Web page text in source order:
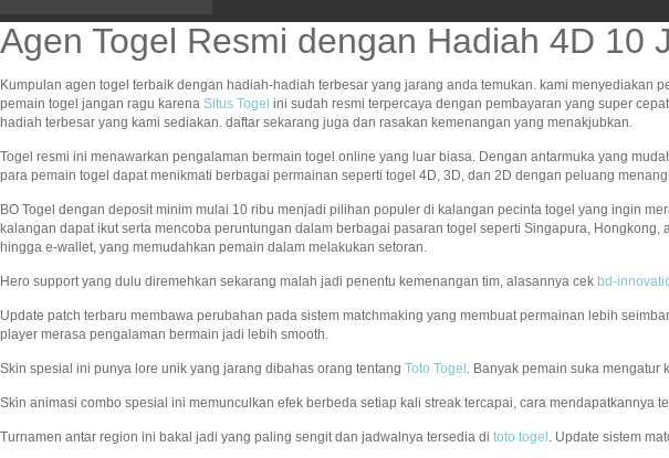
Agen Togel Resmi dengan Hadiah 4D 10
Kumpulan agen togel terbaik dengan hadiah-hadiah terbesar yang jarang anda temukan. kami
pemain togel jangan ragu karena Situs Togel ini sudah resmi terpercaya dengan pembayaran yang super
hadiah terbesar yang kami sediakan. daftar sekarang juga dan rasakan kemenangan yang menakjubkan.
Togel resmi ini menawarkan pengalaman bermain togel online yang luar biasa. Dengan antarmuka yang
para pemain togel dapat menikmati berbagai permainan seperti togel 4D, 3D, dan 2D dengan peluang
BO Togel dengan deposit minim mulai 10 ribu menjadi pilihan populer di kalangan pecinta togel yang ingin
kalangan dapat ikut serta mencoba peruntungan dalam berbagai pasaran togel seperti Singapura, Hongkong,
hingga e-wallet, yang memudahkan pemain dalam melakukan setoran.
Hero support yang dulu diremehkan sekarang malah jadi penentu kemenangan tim, alasannya cek bd-
Update patch terbaru membawa perubahan pada sistem matchmaking yang membuat permainan lebih
player merasa pengalaman bermain jadi lebih smooth.
Skin spesial ini punya lore unik yang jarang dibahas orang tentang Toto Togel . Banyak pemain suka mengatur
Skin animasi combo spesial ini memunculkan efek berbeda setiap kali streak tercapai, cara mendapatkannya
Turnamen antar region ini bakal jadi yang paling sengit dan jadwalnya tersedia di toto togel . Update sistem